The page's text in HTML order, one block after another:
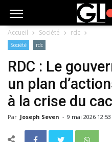
Accueil Société rdc
Société rdc
RDC : Le
un plan
à la crise du
Par Joseph Seven - 9 mai 2026 12:53